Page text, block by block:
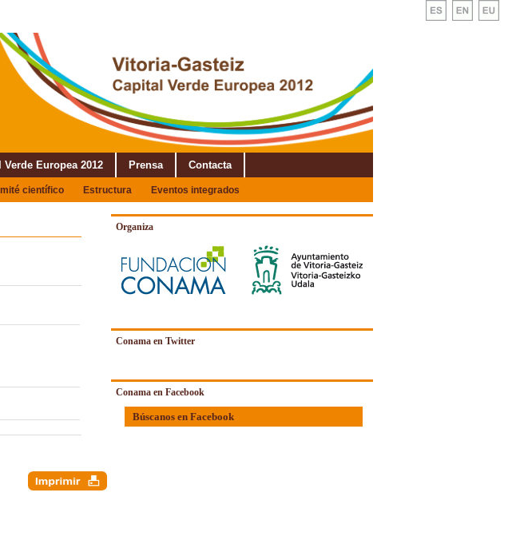
Verde Europea 2012 Prensa Contacta
científico Estructura Eventos integrados
Organiza
Conama en Twitter
Conama en Facebook
Búscanos en Facebook